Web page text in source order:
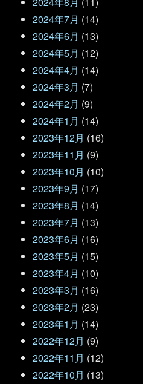
2024年7月 (14)
2024年6月 (13)
2024年5月 (12)
2024年4月 (14)
2024年3月 (7)
2024年2月 (9)
2024年1月 (14)
2023年12月 (16)
2023年11月 (9)
2023年10月 (10)
2023年9月 (17)
2023年8月 (14)
2023年7月 (13)
2023年6月 (16)
2023年5月 (15)
2023年4月 (10)
2023年3月 (16)
2023年2月 (23)
2023年1月 (14)
2022年12月 (9)
2022年11月 (12)
2022年10月 (13)